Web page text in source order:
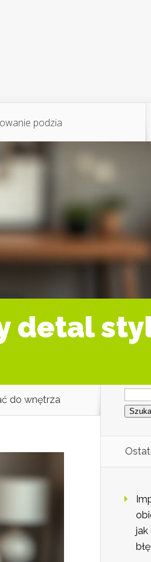
podzia
detal
do wnętrza
jak